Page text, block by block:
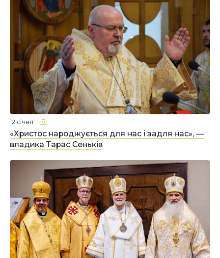
«Христос народжується для нас і задля нас», —
владика Тарас Сеньків
12 січня